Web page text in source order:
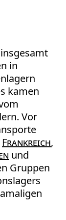
in
kamen
Vor
Frankreich,
und
Gruppen